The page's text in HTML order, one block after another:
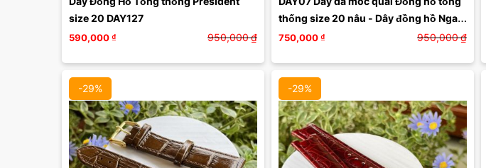
size 20 DAY127
590,000₫ 950,000₫
thống size 20 nâu - Dây đồng hồ Nga
Poljot
750,000₫ 950,000₫
-29% -29%